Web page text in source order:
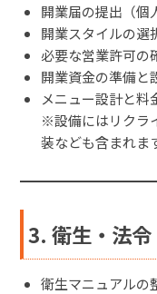
開業届の提出（個
開業スタイルの選
必要な営業許可の
開業資金の準備と
メニュー設計と料
※設備にはリクラ
装なども含まれま
3. 衛生・法
衛生マニュアルの